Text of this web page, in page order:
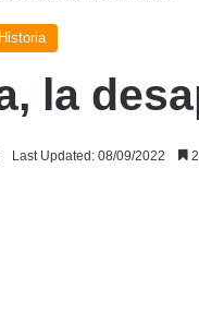
Historia
la
Last Updated: 08/09/2022